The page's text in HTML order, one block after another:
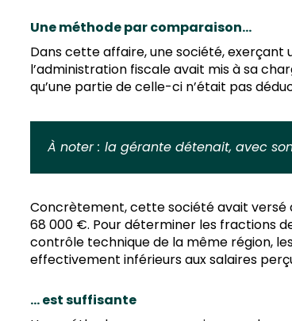
Une méthode par comparaison…
Dans cette affaire, une société, exerçant
l’administration fiscale avait mis à sa
qu’une partie de celle-ci n’était pas
À noter : la gérante détenait, avec
Concrètement, cette société avait versé
68 000 €. Pour déterminer les fractions
contrôle technique de la même région,
effectivement inférieurs aux salaires
… est suffisante